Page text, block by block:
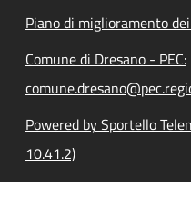
Piano di miglioramento
Comune di Dresano - PEC:
Powered by Sportello
10.41.2)